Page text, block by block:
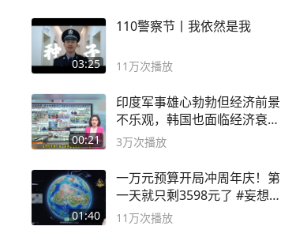
03:25
110警察节丨我依然是我
11万次播放
00:21
印度军事雄心勃勃但经济前景
不乐观，韩国也面临经济衰退
风险
3万次播放
01:40
一万元预算开局冲周年庆！第
一天就只剩3598元了 #妄想山
海
11万次播放